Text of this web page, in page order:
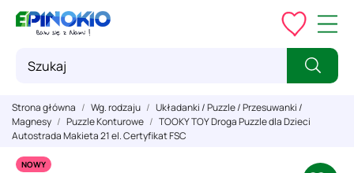
Strona główna Wg. rodzaju
Układanki / Puzzle / Przesuwanki /
Magnesy
Puzzle Konturowe
TOOKY TOY Droga Puzzle dla Dzieci
Autostrada Makieta 21 el. Certyfikat FSC
NOWY